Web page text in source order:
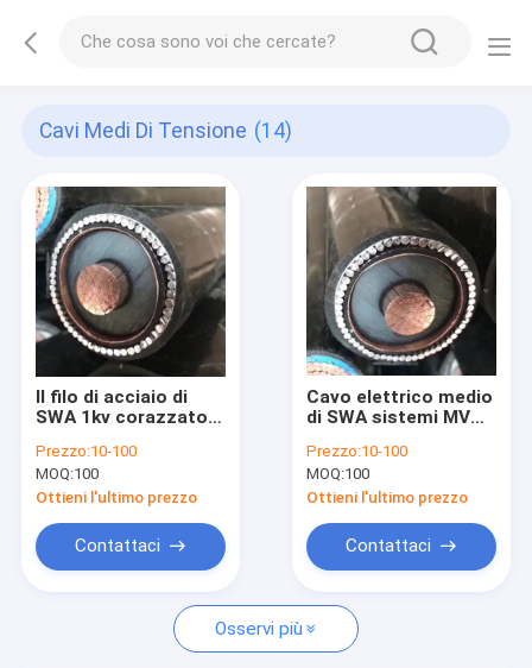
Cavi Medi Di Tensione (14)
Il filo di acciaio di
SWA 1kv corazzato
35kv cabla 300 Sqmm
Prezzo:10-100
MOQ:100
Ottieni l'ultimo prezzo
Contattaci
Cavo elettrico medio
di SWA sistemi MV
IEC60502 26/35KV
Prezzo:10-100
MOQ:100
Ottieni l'ultimo prezzo
Contattaci
Osservi più